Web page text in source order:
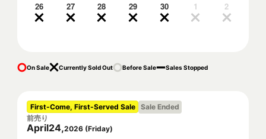
26 27 28 29 30 1 2
On Sale Currently Sold Out Before Sale Sales Stopped
First-Come, First-Served Sale Sale Ended
前売り
April24,2026 (Friday)